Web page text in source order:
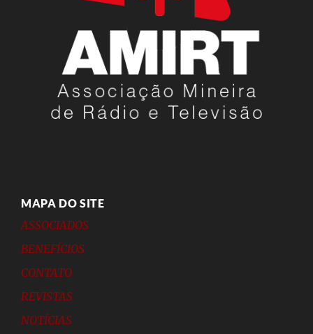
MAPA DO SITE
ASSOCIADOS
BENEFÍCIOS
CONTATO
REVISTAS
NOTÍCIAS